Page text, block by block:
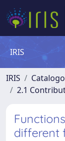
IRIS
IRIS
2.1
different